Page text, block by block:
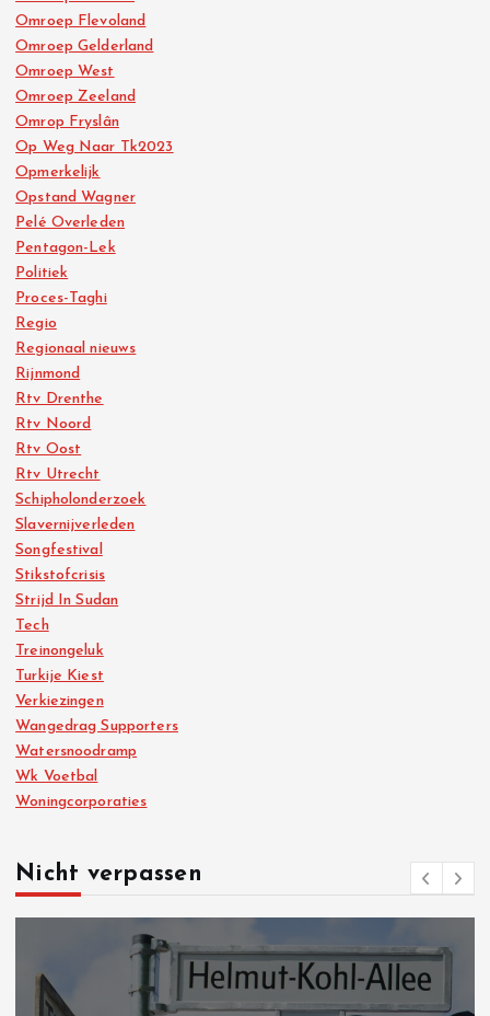
Omroep Flevoland
Omroep Gelderland
Omroep West
Omroep Zeeland
Omrop Fryslân
Op Weg Naar Tk2023
Opmerkelijk
Opstand Wagner
Pelé Overleden
Pentagon-Lek
Politiek
Proces-Taghi
Regio
Regionaal nieuws
Rijnmond
Rtv Drenthe
Rtv Noord
Rtv Oost
Rtv Utrecht
Schipholonderzoek
Slavernijverleden
Songfestival
Stikstofcrisis
Strijd In Sudan
Tech
Treinongeluk
Turkije Kiest
Verkiezingen
Wangedrag Supporters
Watersnoodramp
Wk Voetbal
Woningcorporaties
Nicht verpassen